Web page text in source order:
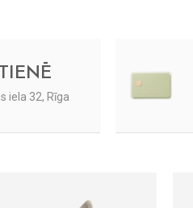
iela 32, Rīga